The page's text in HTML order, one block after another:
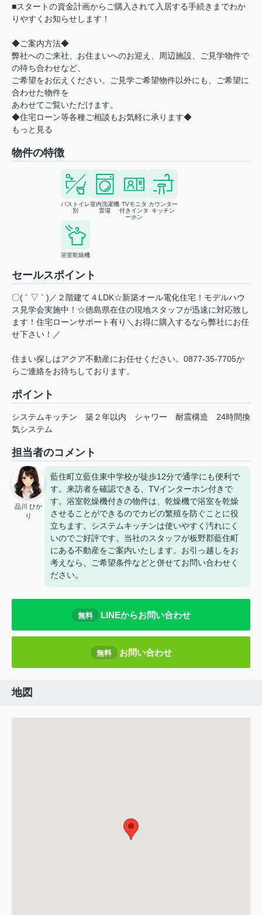
■スタートの資金計画からご購入されて入居する手続きまでわか
りやすくお知らせします！
◆ご案内方法◆
弊社へのご来社、お住まいへのお迎え、周辺施設、ご見学物件で
の待ち合わせなど、
ご希望をお伝えください。ご見学ご希望物件以外にも、ご希望に
合わせた物件を
あわせてご覧いただけます。
◆住宅ローン等各種ご相談もお気軽に承ります◆
もっと見る
物件の特徴
バストイレ
別
室内洗濯機
置場
TVモニタ
付きインタ
ーホン
カウンター
キッチン
浴室乾燥機
セールスポイント
〇( ´ ▽ ` )／２階建て４LDK☆新築オール電化住宅！モデルハウ
ス見学会実施中！☆徳島県在住の現地スタッフが迅速に対応致し
ます！住宅ローンサポート有り＼お得に購入するなら弊社にお任
せ下さい！／
住まい探しはアクア不動産にお任せください。0877-35-7705か
らご連絡をお待ちしております。
ポイント
システムキッチン 築２年以内 シャワー 耐震構造
24時間換
気システム
担当者のコメント
品川 ひか
り
藍住町立藍住東中学校が徒歩12分で通学にも便利で
す。来訪者を確認できる、TVインターホン付きで
す。浴室乾燥機付きの物件は、乾燥機で浴室を乾燥
させることができるのでカビの繁殖を防ぐことに役
立ちます。システムキッチンは使いやすく汚れにく
いのでご好評です。当社のスタッフが板野郡藍住町
にある不動産をご案内いたします。お引っ越しをお
考えなら、ご希望条件などと併せてお問い合わせく
ださい。
無料 LINEからお問い合わせ
無料 お問い合わせ
地図